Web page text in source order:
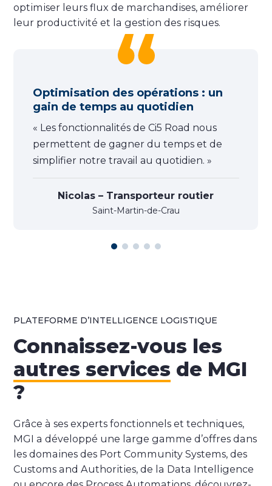
optimiser leurs flux de marchandises, améliorer
leur productivité et la gestion des risques.
Optimisation des opérations : un
gain de temps au quotidien
« Les fonctionnalités de Ci5 Road nous
permettent de gagner du temps et de
simplifier notre travail au quotidien. »
Nicolas – Transporteur routier
Saint-Martin-de-Crau
PLATEFORME D’INTELLIGENCE LOGISTIQUE
Connaissez-vous les
autres services de MGI
?
Grâce à ses experts fonctionnels et techniques,
MGI a développé une large gamme d’offres dans
les domaines des Port Community Systems, des
Customs and Authorities, de la Data Intelligence